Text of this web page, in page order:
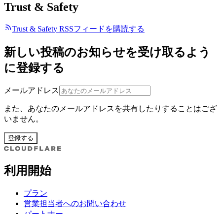
Trust & Safety
Trust & Safety RSSフィードを購読する
新しい投稿のお知らせを受け取るよう
に登録する
メールアドレス
また、あなたのメールアドレスを共有したりすることはござ
いません。
登録する
利用開始
プラン
営業担当者へのお問い合わせ